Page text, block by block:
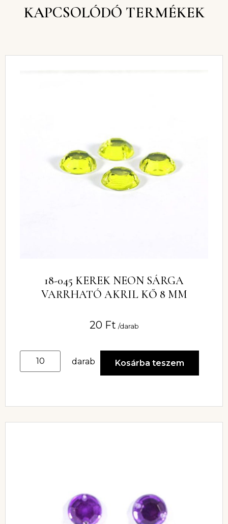
KAPCSOLÓDÓ TERMÉKEK
18-045 KEREK NEON SÁRGA
VARRHATÓ AKRIL KŐ 8 MM
20 Ft /darab
darab Kosárba teszem